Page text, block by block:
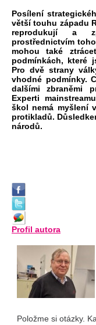
Posílení
větší touhu západu
reprodukují a
prostřednictvím
mohou také
podmínkách, které
Pro dvě strany
vhodné podmínky.
dalšími zbraněmi
Experti
škol nemá myšlení
protikladů.
národů.
Profil autora
Položme si otázky.